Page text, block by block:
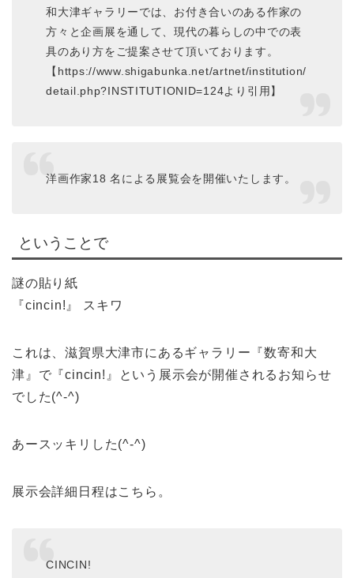
和大津ギャラリーでは、お付き合いのある作家の
方々と企画展を通して、現代の暮らしの中での表
具のあり方をご提案させて頂いております。
【https://www.shigabunka.net/artnet/institution/
detail.php?INSTITUTIONID=124より引用】
洋画作家18 名による展覧会を開催いたします。
ということで
謎の貼り紙
『cincin!』 スキワ
これは、滋賀県大津市にあるギャラリー『数寄和大
津』で『cincin!』という展示会が開催されるお知らせ
でした(^-^)
あースッキリした(^-^)
展示会詳細日程はこちら。
CINCIN!